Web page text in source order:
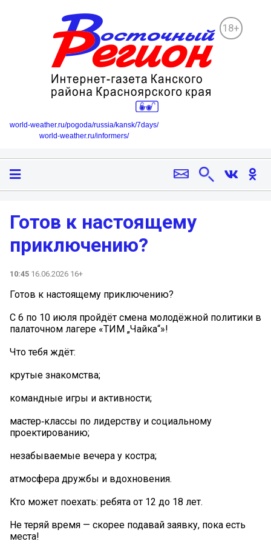
18+
world-weather.ru/pogoda/russia/kansk/7days/
world-weather.ru/informers/
Готов к настоящему
приключению?
10:45 16.06.2026 16+
Готов к настоящему приключению?
С 6 по 10 июля пройдёт смена молодёжной политики в
палаточном лагере «ТИМ „Чайка“»!
Что тебя ждёт:
крутые знакомства;
командные игры и активности;
мастер‑классы по лидерству и социальному
проектированию;
незабываемые вечера у костра;
атмосфера дружбы и вдохновения.
Кто может поехать: ребята от 12 до 18 лет.
Не теряй время — скорее подавай заявку, пока есть
места!